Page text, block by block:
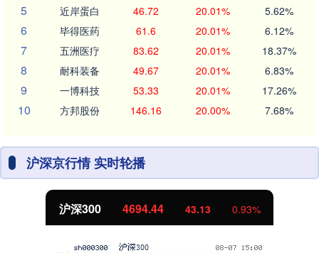
5 近岸蛋白 46.72 20.01% 5.62%
6 毕得医药 61.6 20.01% 6.12%
7 五洲医疗 83.62 20.01% 18.37%
8 耐科装备 49.67 20.01% 6.83%
9 一博科技 53.33 20.01% 17.26%
10 方邦股份 146.16 20.00% 7.68%
沪深京行情 实时轮播
沪深300 4694.44 43.13 0.93%